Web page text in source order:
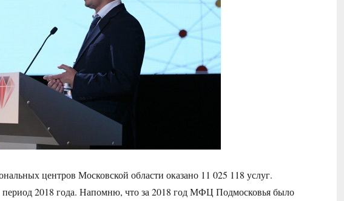
центров Московской области оказано 11 025 118 услуг.
период 2018 года. Напомню, что за 2018 год МФЦ Подмосковья было